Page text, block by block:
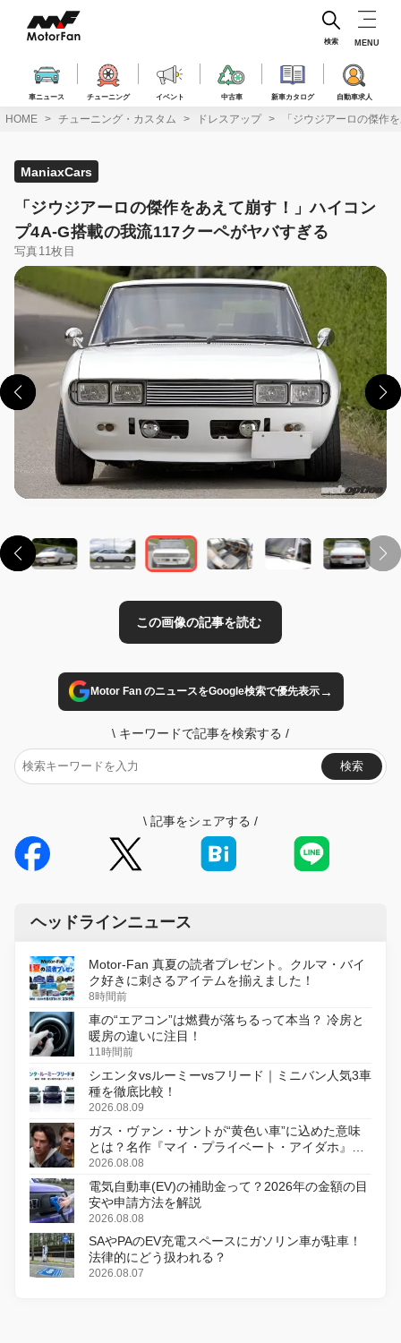
ス
車ニュース チューニング イベント 中古車 新車カタログ 自動車求人
検索 MENU
HOME チューニング・カスタム ドレスアップ 「ジウジアーロの傑作
ManiaxCars
「ジウジアーロの傑作をあえて崩す！」ハイコン
プ4A-G搭載の我流117クーペがヤバすぎる
写真11枚目
Motor Fan のニュースをGoogle検索で優先表示→
\ キーワードで記事を検索する /
検索
\ 記事をシェアする /
ヘッドラインニュース
Motor-Fan 真夏の読者プレゼント。クルマ・バイ
ク好きに刺さるアイテムを揃えました！
8時間前
車の“エアコン”は燃費が落ちるって本当？ 冷房と
暖房の違いに注目！
11時間前
シエンタvsルーミーvsフリード｜ミニバン人気3車
種を徹底比較！
2026.08.09
ガス・ヴァン・サントが“黄色い車”に込めた意味
とは？名作『マイ・プライベート・アイダホ』が
初のデジタルリマスター版で復活
2026.08.08
電気自動車(EV)の補助金って？2026年の金額の目
安や申請方法を解説
2026.08.08
SAやPAのEV充電スペースにガソリン車が駐車！
法律的にどう扱われる？
2026.08.07